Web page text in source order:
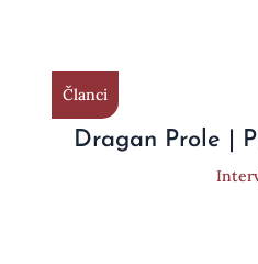
Članci
Dragan Prole |